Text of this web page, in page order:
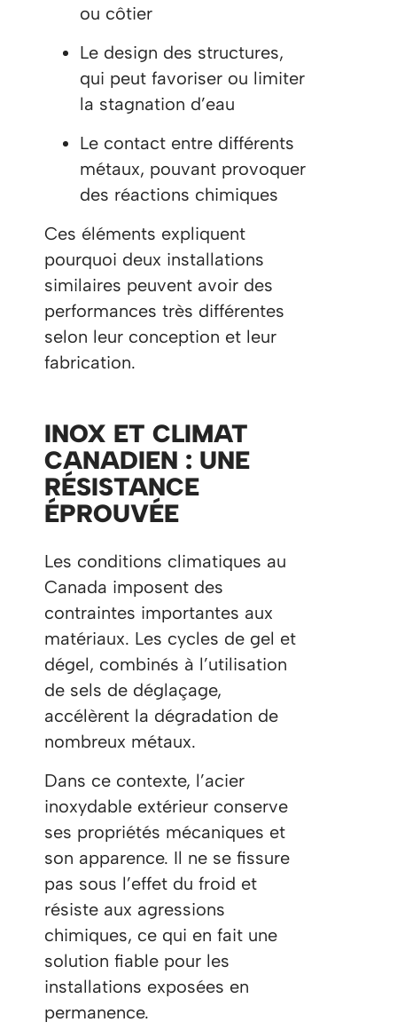
ou côtier
Le design des structures,
qui peut favoriser ou limiter
la stagnation d’eau
Le contact entre différents
métaux, pouvant provoquer
des réactions chimiques
Ces éléments expliquent
pourquoi deux installations
similaires peuvent avoir des
performances très différentes
selon leur conception et leur
fabrication.
INOX ET CLIMAT
CANADIEN : UNE
RÉSISTANCE
ÉPROUVÉE
Les conditions climatiques au
Canada imposent des
contraintes importantes aux
matériaux. Les cycles de gel et
dégel, combinés à l’utilisation
de sels de déglaçage,
accélèrent la dégradation de
nombreux métaux.
Dans ce contexte, l’acier
inoxydable extérieur conserve
ses propriétés mécaniques et
son apparence. Il ne se fissure
pas sous l’effet du froid et
résiste aux agressions
chimiques, ce qui en fait une
solution fiable pour les
installations exposées en
permanence.